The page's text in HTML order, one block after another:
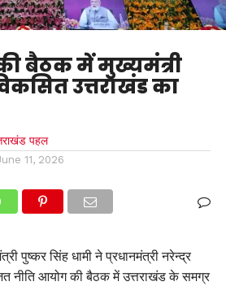
बैठक में मुख्यमंत्री
उत्तराखंड का
पहल
11, 2026
पुष्कर सिंह धामी ने प्रधानमंत्री नरेन्द्र
नीति आयोग की बैठक में उत्तराखंड के समग्र